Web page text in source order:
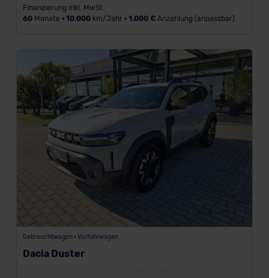
i
s
g
i
k
Finanzierung inkl. MwSt.
60Monate • 10.000km/Jahr • 1.000 €Anzahlung (anpassbar)
Gebrauchtwagen • Vorführwagen
Dacia Duster